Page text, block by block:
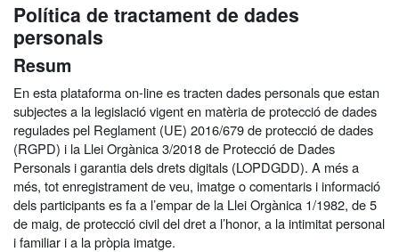
Política de tractament de dades
personals
Resum
En esta plataforma on-line es tracten dades personals que estan
subjectes a la legislació vigent en matèria de protecció de dades
regulades pel Reglament (UE) 2016/679 de protecció de dades
(RGPD) i la Llei Orgànica 3/2018 de Protecció de Dades
Personals i garantia dels drets digitals (LOPDGDD). A més a
més, tot enregistrament de veu, imatge o comentaris i informació
dels participants es fa a l’empar de la Llei Orgànica 1/1982, de 5
de maig, de protecció civil del dret a l’honor, a la intimitat personal
i familiar i a la pròpia imatge.